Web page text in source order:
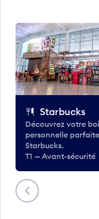
Précédent
Starbucks
Découvrez votre
personnelle
Starbucks.
T1 — Avant-sécurité